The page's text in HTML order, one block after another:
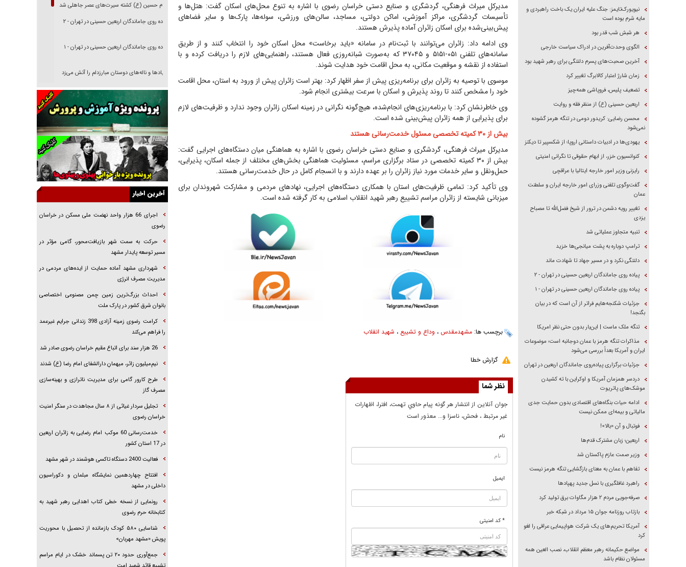
مدیرکل میراث فرهنگی، گردشگری و صنایع دستی خراسان رضوی با اشاره به تنوع محل‌های اسکان گفت: هتل‌ها و
تأسیسات گردشگری، مراکز آموزشی، اماکن دولتی، مساجد، سالن‌های ورزشی، سوله‌ها، پارک‌ها و سایر فضاهای
پیش‌بینی‌شده برای اسکان زائران آماده پذیرش هستند.
وی ادامه داد: زائران می‌توانند با ثبت‌نام در سامانه «باید برخاست» محل اسکان خود را انتخاب کنند و از طریق
سامانه‌های تلفنی ۰۵۱-۵۱۵۱ و ۳۷۰۴۵ که به‌صورت شبانه‌روزی فعال هستند، راهنمایی‌های لازم را دریافت کرده و با
استفاده از نقشه و موقعیت مکانی، به محل اقامت خود هدایت شوند.
موسوی با توصیه به زائران برای برنامه‌ریزی پیش از سفر اظهار کرد: بهتر است زائران پیش از ورود به استان، محل اقامت
خود را مشخص کنند تا روند پذیرش و اسکان با سرعت بیشتری انجام شود.
وی خاطرنشان کرد: با برنامه‌ریزی‌های انجام‌شده، هیچ‌گونه نگرانی در زمینه اسکان زائران وجود ندارد و ظرفیت‌های لازم
برای پذیرایی از همه زائران پیش‌بینی شده است.
بیش از ۳۰ کمیته تخصصی مسئول خدمت‌رسانی هستند
مدیرکل میراث فرهنگی، گردشگری و صنایع دستی خراسان رضوی با اشاره به هماهنگی میان دستگاه‌های اجرایی گفت:
بیش از ۳۰ کمیته تخصصی در ستاد برگزاری مراسم، مسئولیت هماهنگی بخش‌های مختلف از جمله اسکان، پذیرایی،
حمل‌ونقل و سایر خدمات مورد نیاز زائران را بر عهده دارند و با انسجام کامل در حال خدمت‌رسانی هستند.
وی تأکید کرد: تمامی ظرفیت‌های استان با همکاری دستگاه‌های اجرایی، نهادهای مردمی و مشارکت شهروندان برای
میزبانی شایسته از زائران مراسم تشییع رهبر شهید انقلاب اسلامی به کار گرفته شده است.
برچسب ها: مشهدمقدس ، وداع و تشییع ، شهید انقلاب
گزارش خطا
نظر شما
جوان آنلاين از انتشار هر گونه پيام حاوي تهمت، افترا، اظهارات
غير مرتبط ، فحش، ناسزا و... معذور است
نام
ایمیل
* کد امنیتی
نیویورک‌تایمز: جنگ علیه ایران یک باخت راهبردی و
مایه شرم بوده است
هر شبش شب قدر بود
الگوی وحدت‌آفرین در ادراک سیاست خارجی
آخرین صحبت‌های پسرم دلتنگی برای رهبر شهید بود
زمان شارژ اعتبار کالابرگ تغییر کرد
تضعیف پلیس، فروپاشی همه‌چیز
اربعین حسینی (ع) از منظر فقه و روایت
محسن رضایی: کریدور دومی در تنگه هرمز گشوده
نمی‌شود
یهودی‌ها در ادبیات داستانی اروپا؛ از شکسپیر تا دیکنز
کنوانسیون خزر، از ابهام حقوقی تا نگرانی امنیتی
رایزنی وزیر امور خارجه ایتالیا با عراقچی
گفت‌وگوی تلفنی وزرای امور خارجه ایران و سلطنت
عمان
تغییر رویه دشمن در ترور از شیخ فضل‌الله تا مصباح
یزدی
تنبیه متجاوز عملیاتی شد
ترامپ دوباره به پشت میانجی‌ها خزید
دلتنگی نکرد و در مسیر جهاد تا شهادت ماند
پیاده روی جاماندگان اربعین حسینی در تهران - ۲
پیاده روی جاماندگان اربعین حسینی در تهران - ۱
جزئیات شکنجه‌هایم فراتر از آن است که در بیان
بگنجد!
تنگه ملک ماست | این‌بار بدون حتی نظر امریکا
مذاکرات تنگه هرمز با عمان دوجانبه است؛ موضوعات
ایران و آمریکا بعداً بررسی می‌شود
جزئیات برگزاری پیاده‌روی جاماندگان اربعین در تهران
دردسر همزمان آمریکا و اوکراین با ته کشیدن
موشک‌های پاتریوت
ادامه حیات بنگاه‌های اقتصادی بدون حمایت جدی
مالیاتی و بیمه‌ای ممکن نیست
فوتبال و آن «بالا»!
اربعین؛ زبان مشترک قدم‌ها
وزیر صمت عازم پاکستان شد
تفاهم با عمان به معنای بازگشایی تنگه هرمز نیست
راهبرد غافلگیری با نسل جدید پهپاد‌ها
صرفه‌جویی مردم ۲ هزار مگاوات برق تولید کرد
بازتاب روزنامه جوان ۱۵ مرداد در شبکه خبر
آمریکا تحریم‌های یک شرکت هواپیمایی عراقی را لغو
کرد
مواضع حکیمانه رهبر معظم انقلاب، نصب العین همه
مسئولان نظام باشد
امام حسین (ع) کشته سیرت‌های عصر جاهلی شد
پیاده روی جاماندگان اربعین حسینی در تهران - ۲
پیاده روی جاماندگان اربعین حسینی در تهران - ۱
فریاد‌ها و ناله‌های دوستان مبارزدلم را آتش می‌زد
تغییر رویه دشمن در ترور از شیخ فضل‌الله تا مصباح
خرید قسطی اولش خنده و آخرش گریه است!
فوتبال و آن «بالا»!
راهبرد غافلگیری با نسل جدید پهپاد‌ها
جنجال پزشکان تقلبی در صنعت زیبایی
یهودی‌ها در ادبیات داستانی اروپا؛ از شکسپیر تا
دیکنز
خواهرم فرمانده جهادی و اهل خدمت بی‌منت بود
جزئیات شکنجه‌هایم فراتر از آن است که در بیان
بگنجد!
برابر یورش به پاسگاه‌های پلیس
آخرین اخبار
اجرای 66 هزار واحد نهضت ملی مسکن در خراسان
رضوی
حرکت به سمت شهر بازیافت‌محور، گامی مؤثر در
مسیر توسعه پایدار مشهد
شهرداری مشهد آماده حمایت از ایده‌های مردمی در
مدیریت مصرف انرژی
احداث بزرگ‌ترین زمین چمن مصنوعی اختصاصی
بانوان شرق کشور در پارک ملت
کرامت رضوی زمینه آزادی 398 زندانی جرایم غیرعمد
را فراهم می‌کند
26 هزار سند برای اتباع مقیم خراسان رضوی صادر شد
نیم‌میلیون زائر، میهمانِ دارالشفای امام رضا (ع) شدند
طرح کارور گامی برای مدیریت ناترازی و بهینه‌سازی
مصرف گاز
تجلیل سردار غیاثی از ۸ سال مجاهدت در سنگر امنیت
خراسان رضوی
خدمت‌رسانی 60 موکب امام رضایی به زائران اربعین
در 17 استان کشور
فعالیت 2400 دستگاه تاکسی هوشمند در شهر مشهد
افتتاح چهاردهمین نمایشگاه مبلمان و دکوراسیون
داخلی در مشهد
رونمایی از نسخه خطی کتاب اهدایی رهبر شهید به
کتابخانه حرم رضوی
شناسایی ۵۸۰ کودک بازمانده از تحصیل با محوریت
پویش «مشهد مهربان»
جمع‌آوری حدود ۲۰ تن پسماند خشک در ایام مراسم